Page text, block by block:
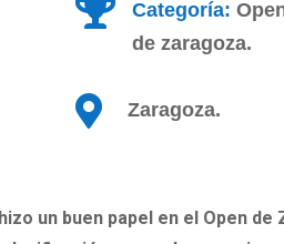
 Categoría:
de zaragoza.
 Zaragoza.
un buen papel en el Open de